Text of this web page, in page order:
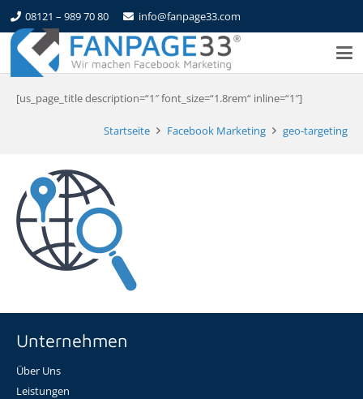
08121 – 989 70 80 info@fanpage33.com
[us_page_title description=“1″ font_size=“1.8rem“ inline=“1″]
Startseite Facebook Marketing geo-targeting
Unternehmen
Über Uns
Leistungen